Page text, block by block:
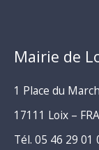
Mairie de
1 Place du
17111 Loix –
Tél. 05 46 29 01